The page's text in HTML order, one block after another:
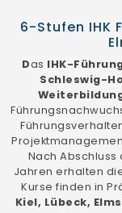
6-Stufen IHK
Das IHK-
Schleswig-
Nach
Jahren erhalten
Kurse finden in
Kiel, Lübeck,